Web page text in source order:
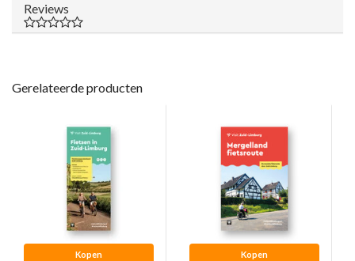
Reviews
Gerelateerde producten
Kopen Kopen